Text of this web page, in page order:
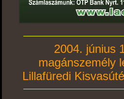
2004. június
magánszemély
Lillafüredi